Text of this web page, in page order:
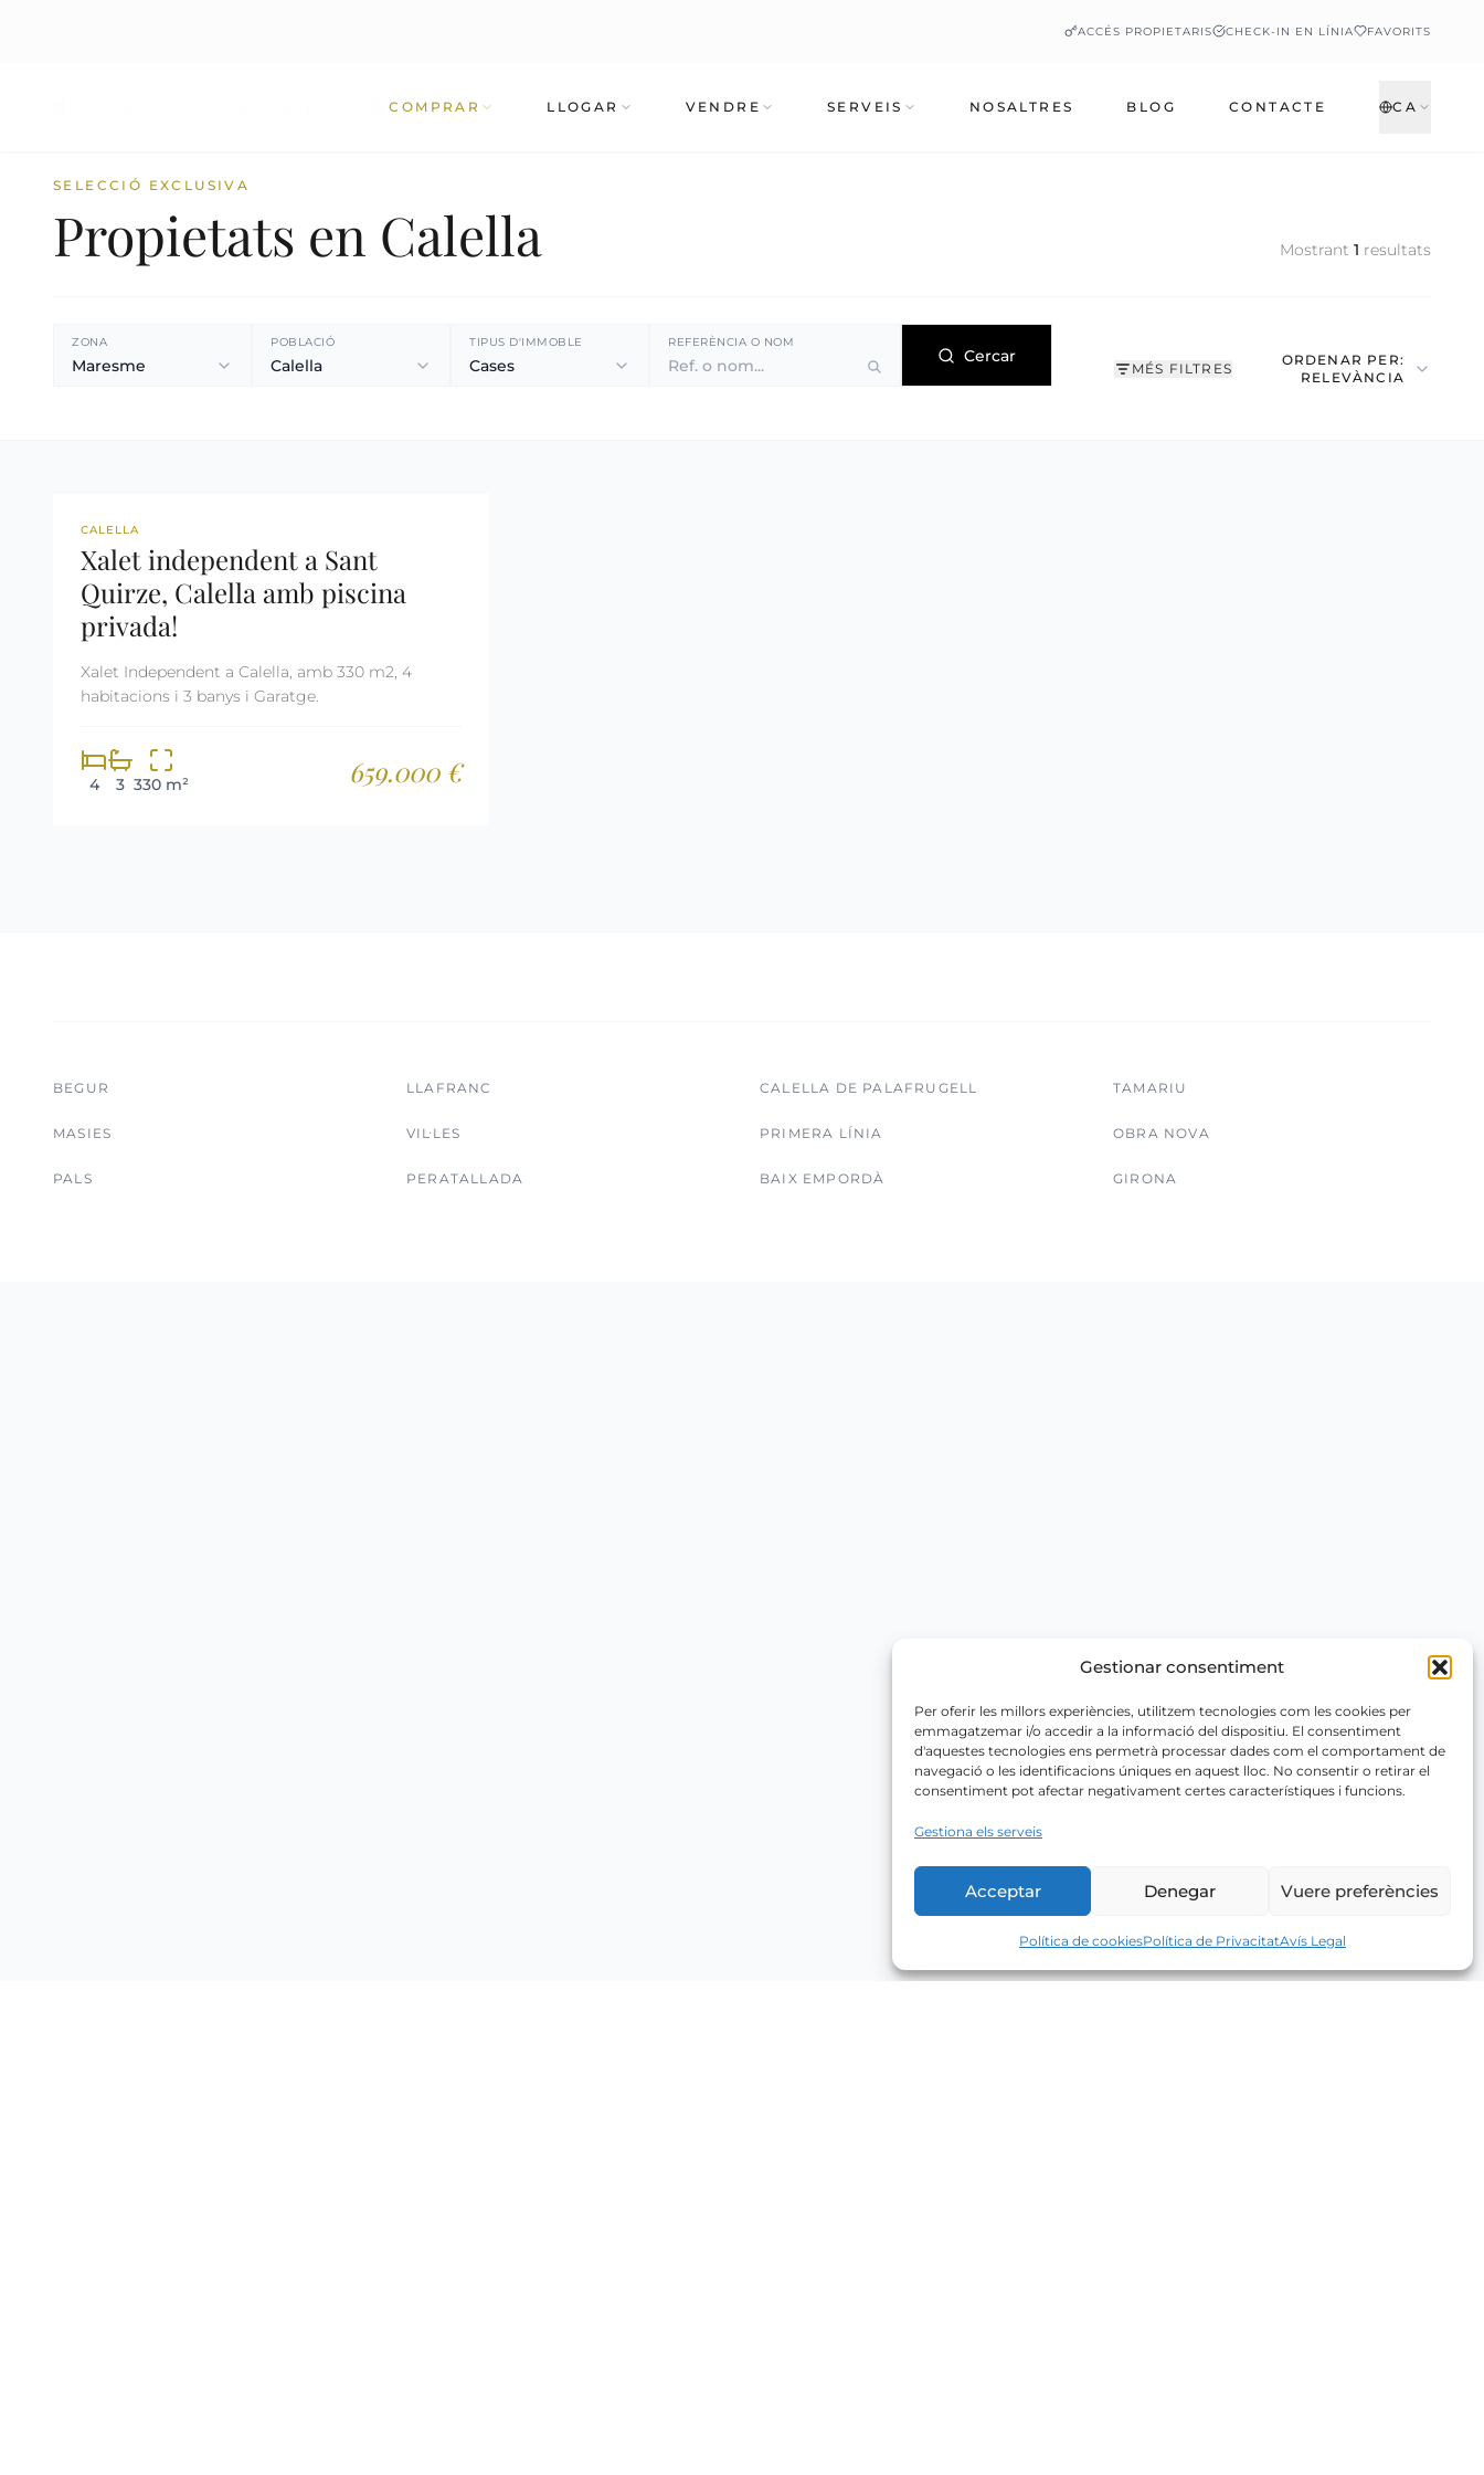
Gestionar consentiment
Per oferir les millors experiències, utilitzem tecnologies com les cookies per
emmagatzemar i/o accedir a la informació del dispositiu. El consentiment
d'aquestes tecnologies ens permetrà processar dades com el comportament de
navegació o les identificacions úniques en aquest lloc. No consentir o retirar el
consentiment pot afectar negativament certes característiques i funcions.
Gestiona els serveis
Acceptar Denegar Vuere preferències
Política de cookiesPolítica de PrivacitatAvís Legal
ACCÉS PROPIETARIS CHECK-IN EN LÍNIA FAVORITS
COMPRAR LLOGAR VENDRE SERVEIS NOSALTRES BLOG CONTACTE CA
SELECCIÓ EXCLUSIVA
Propietats en Calella Mostrant 1 resultats
ZONA
Maresme
POBLACIÓ
Calella
TIPUS D'IMMOBLE
Cases
REFERÈNCIA O NOM
Cercar
MÉS FILTRES
ORDENAR PER:
RELEVÀNCIA
REF: 2869
CALELLA
Xalet independent a Sant
Quirze, Calella amb piscina
privada!
Xalet Independent a Calella, amb 330 m2, 4
habitacions i 3 banys i Garatge.
4 3 330 m² 659.000 €
BEGUR LLAFRANC CALELLA DE PALAFRUGELL TAMARIU
MASIES VIL·LES PRIMERA LÍNIA OBRA NOVA
PALS PERATALLADA BAIX EMPORDÀ GIRONA